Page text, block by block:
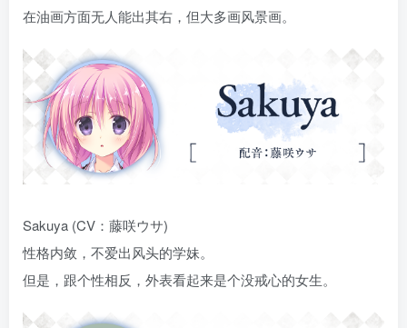
在油画方面无人能出其右，但大多画风景画。
Sakuya (CV：藤咲ウサ)
性格内敛，不爱出风头的学妹。
但是，跟个性相反，外表看起来是个没戒心的女生。